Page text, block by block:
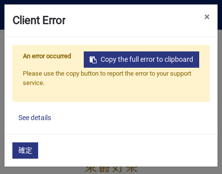
嚴選好茶
資源中心
首頁 產品 嚴選好茶
特級罐裝茶/磅茶
歐式果粒茶（袋裝）
薔薇香榭散茶
Client Error ×
Copy the full error to clipboard
An error occurred
Please use the copy button to report the error to your support
service.
See details
確定